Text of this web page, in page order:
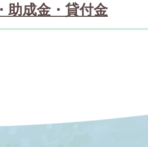
助成金・貸付金